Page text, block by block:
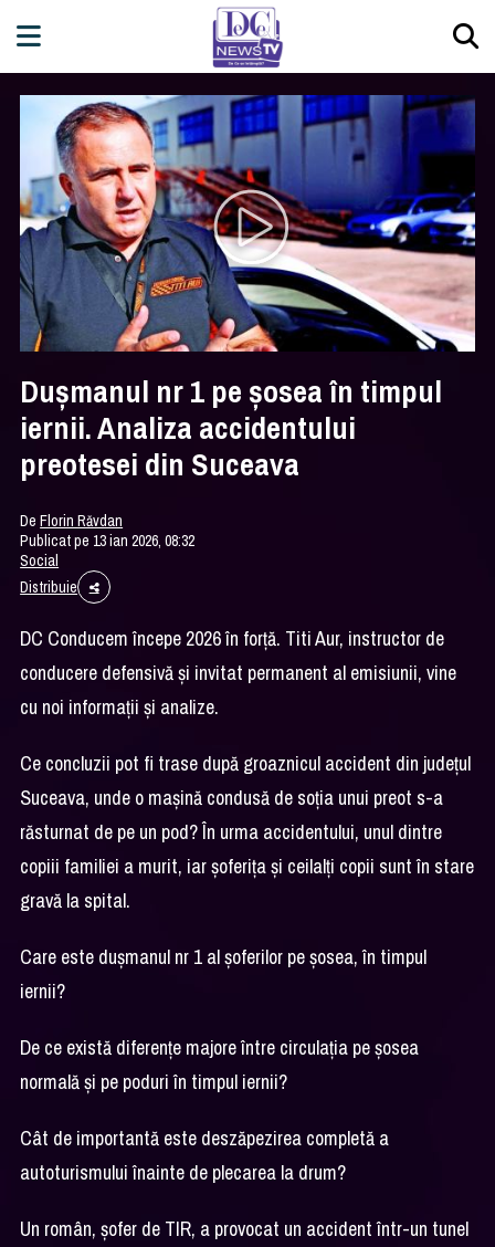
Duşmanul nr 1 pe şosea în timpul
iernii. Analiza accidentului
preotesei din Suceava
DeFlorin Răvdan
Publicat pe 13 ian 2026, 08:32
Social
Distribuie
DC Conducem începe 2026 în forţă. Titi Aur, instructor de
conducere defensivă şi invitat permanent al emisiunii, vine
cu noi informaţii şi analize.
Ce concluzii pot fi trase după groaznicul accident din judeţul
Suceava, unde o maşină condusă de soţia unui preot s-a
răsturnat de pe un pod? În urma accidentului, unul dintre
copiii familiei a murit, iar şoferiţa şi ceilalţi copii sunt în stare
gravă la spital.
Care este duşmanul nr 1 al şoferilor pe şosea, în timpul
iernii?
De ce există diferenţe majore între circulaţia pe şosea
normală şi pe poduri în timpul iernii?
Cât de importantă este deszăpezirea completă a
autoturismului înainte de plecarea la drum?
Un român, şofer de TIR, a provocat un accident într-un tunel